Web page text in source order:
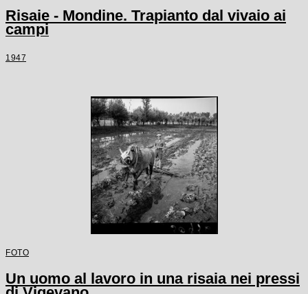
Risaie - Mondine. Trapianto dal vivaio ai
campi
1947
FOTO
Un uomo al lavoro in una risaia nei pressi